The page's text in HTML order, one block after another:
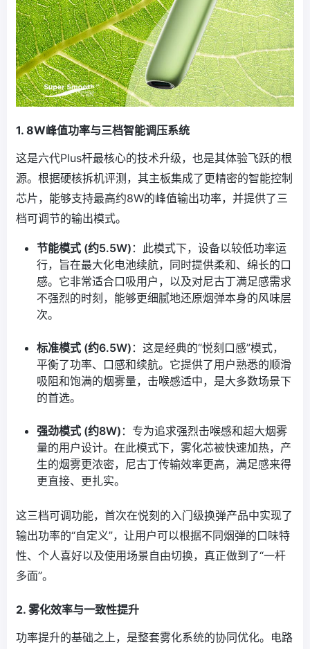
1. 8W峰值功率与三档智能调压系统
这是六代Plus杆最核心的技术升级，也是其体验飞跃的根
源。根据硬核拆机评测，其主板集成了更精密的智能控制
芯片，能够支持最高约8W的峰值输出功率，并提供了三
档可调节的输出模式。
节能模式 (约5.5W) ：此模式下，设备以较低功率运
行，旨在最大化电池续航，同时提供柔和、绵长的口
感。它非常适合口吸用户，以及对尼古丁满足感需求
不强烈的时刻，能够更细腻地还原烟弹本身的风味层
次。
标准模式 (约6.5W) ：这是经典的“悦刻口感”模式，
平衡了功率、口感和续航。它提供了用户熟悉的顺滑
吸阻和饱满的烟雾量，击喉感适中，是大多数场景下
的首选。
强劲模式 (约8W) ：专为追求强烈击喉感和超大烟雾
量的用户设计。在此模式下，雾化芯被快速加热，产
生的烟雾更浓密，尼古丁传输效率更高，满足感来得
更直接、更扎实。
这三档可调功能，首次在悦刻的入门级换弹产品中实现了
输出功率的“自定义”，让用户可以根据不同烟弹的口味特
性、个人喜好以及使用场景自由切换，真正做到了“一杆
多面”。
2. 雾化效率与一致性提升
功率提升的基础之上，是整套雾化系统的协同优化。电路